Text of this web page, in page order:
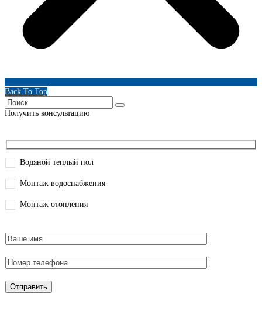
Back To Top
Получить консультацию
Водяной теплый пол
Монтаж водоснабжения
Монтаж отопления